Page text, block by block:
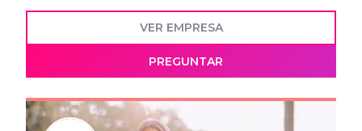
VER EMPRESA
PREGUNTAR